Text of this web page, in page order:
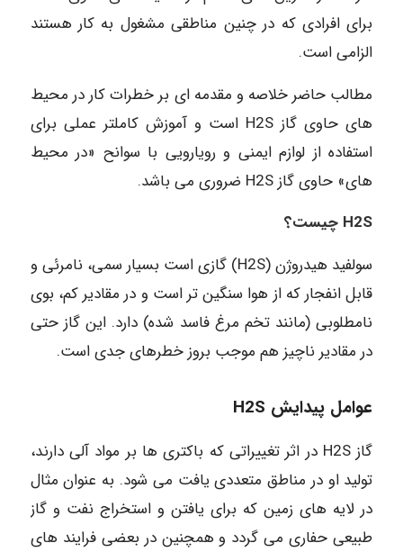
برای افرادی که در چنین مناطقی مشغول به کار هستند
الزامی است.
مطالب حاضر خلاصه و مقدمه ای بر خطرات کار در محیط
های حاوی گاز H2S است و آموزش کاملتر عملی برای
استفاده از لوازم ایمنی و رویارویی با سوانح «در محیط
های» حاوی گاز H2S ضروری می باشد.
H2S چیست؟
سولفید هیدروژن (H2S) گازی است بسیار سمی، نامرئی و
قابل انفجار که از هوا سنگین تر است و در مقادیر کم، بوی
نامطلوبی (مانند تخم مرغ فاسد شده) دارد. این گاز حتی
در مقادیر ناچیز هم موجب بروز خطرهای جدی است.
عوامل پیدایش H2S
گاز H2S در اثر تغییراتی که باکتری ها بر مواد آلی دارند،
تولید او در مناطق متعددی یافت می شود. به عنوان مثال
در لایه های زمین که برای یافتن و استخراج نفت و گاز
طبیعی حفاری می گردد و همچنین در بعضی فرایند های